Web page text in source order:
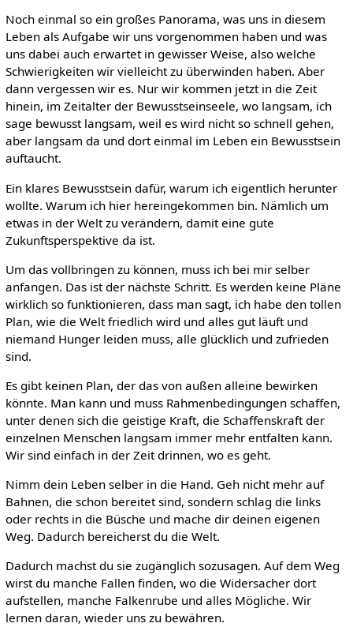
Noch einmal so ein großes Panorama, was uns in diesem
Leben als Aufgabe wir uns vorgenommen haben und was
uns dabei auch erwartet in gewisser Weise, also welche
Schwierigkeiten wir vielleicht zu überwinden haben. Aber
dann vergessen wir es. Nur wir kommen jetzt in die Zeit
hinein, im Zeitalter der Bewusstseinseele, wo langsam, ich
sage bewusst langsam, weil es wird nicht so schnell gehen,
aber langsam da und dort einmal im Leben ein Bewusstsein
auftaucht.
Ein klares Bewusstsein dafür, warum ich eigentlich herunter
wollte. Warum ich hier hereingekommen bin. Nämlich um
etwas in der Welt zu verändern, damit eine gute
Zukunftsperspektive da ist.
Um das vollbringen zu können, muss ich bei mir selber
anfangen. Das ist der nächste Schritt. Es werden keine Pläne
wirklich so funktionieren, dass man sagt, ich habe den tollen
Plan, wie die Welt friedlich wird und alles gut läuft und
niemand Hunger leiden muss, alle glücklich und zufrieden
sind.
Es gibt keinen Plan, der das von außen alleine bewirken
könnte. Man kann und muss Rahmenbedingungen schaffen,
unter denen sich die geistige Kraft, die Schaffenskraft der
einzelnen Menschen langsam immer mehr entfalten kann.
Wir sind einfach in der Zeit drinnen, wo es geht.
Nimm dein Leben selber in die Hand. Geh nicht mehr auf
Bahnen, die schon bereitet sind, sondern schlag die links
oder rechts in die Büsche und mache dir deinen eigenen
Weg. Dadurch bereicherst du die Welt.
Dadurch machst du sie zugänglich sozusagen. Auf dem Weg
wirst du manche Fallen finden, wo die Widersacher dort
aufstellen, manche Falkenrube und alles Mögliche. Wir
lernen daran, wieder uns zu bewähren.